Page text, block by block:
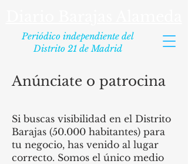
Periódico independiente del
Distrito 21 de Madrid
Anúnciate o patrocina
Si buscas visibilidad en el Distrito
Barajas (50.000 habitantes) para
tu negocio, has venido al lugar
correcto. Somos el único medio